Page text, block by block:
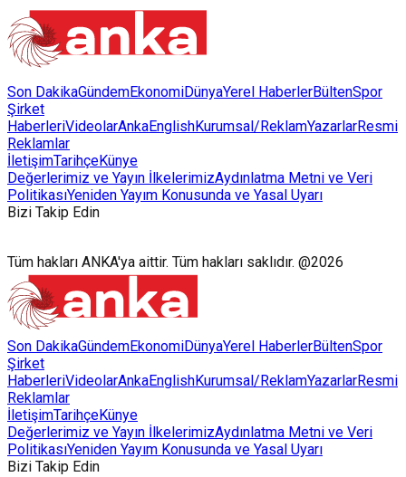
Son DakikaGündemEkonomiDünyaYerel HaberlerBültenSpor
Şirket
HaberleriVideolarAnkaEnglishKurumsal/ReklamYazarlarResmi
Reklamlar
İletişimTarihçeKünye
Değerlerimiz ve Yayın İlkelerimizAydınlatma Metni ve Veri
PolitikasıYeniden Yayım Konusunda ve Yasal Uyarı
Bizi Takip Edin
Tüm hakları ANKA'ya aittir. Tüm hakları saklıdır. @2026
Son DakikaGündemEkonomiDünyaYerel HaberlerBültenSpor
Şirket
HaberleriVideolarAnkaEnglishKurumsal/ReklamYazarlarResmi
Reklamlar
İletişimTarihçeKünye
Değerlerimiz ve Yayın İlkelerimizAydınlatma Metni ve Veri
PolitikasıYeniden Yayım Konusunda ve Yasal Uyarı
Bizi Takip Edin